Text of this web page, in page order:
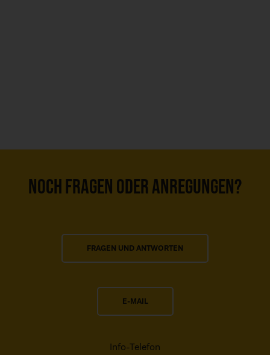
NOCH FRAGEN ODER ANREGUNGEN?
FRAGEN UND ANTWORTEN
E-MAIL
Info-Telefon